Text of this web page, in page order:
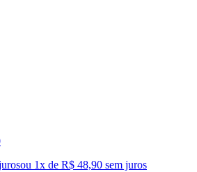
ou 1x de R$ 48,90 sem juros